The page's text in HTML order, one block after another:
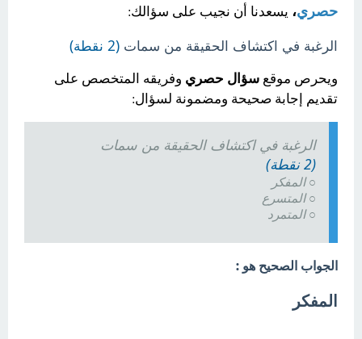
حصري، يسعدنا أن نجيب على سؤالك:
الرغبة في اكتشاف الحقيقة من سمات (2 نقطة)
ويحرص موقع سؤال حصري وفريقه المتخصص على
تقديم إجابة صحيحة ومضمونة لسؤال:
الرغبة في اكتشاف الحقيقة من سمات
(2 نقطة)
○ المفكر
○ المتسرع
○ المتمرد
الجواب الصحيح هو :
المفكر